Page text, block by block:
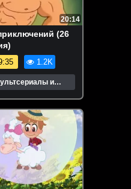
20:14
(26
1.2K
и